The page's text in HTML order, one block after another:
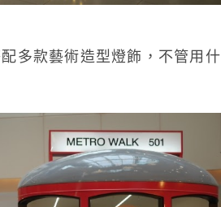
多款藝術造型燈飾，不管用什